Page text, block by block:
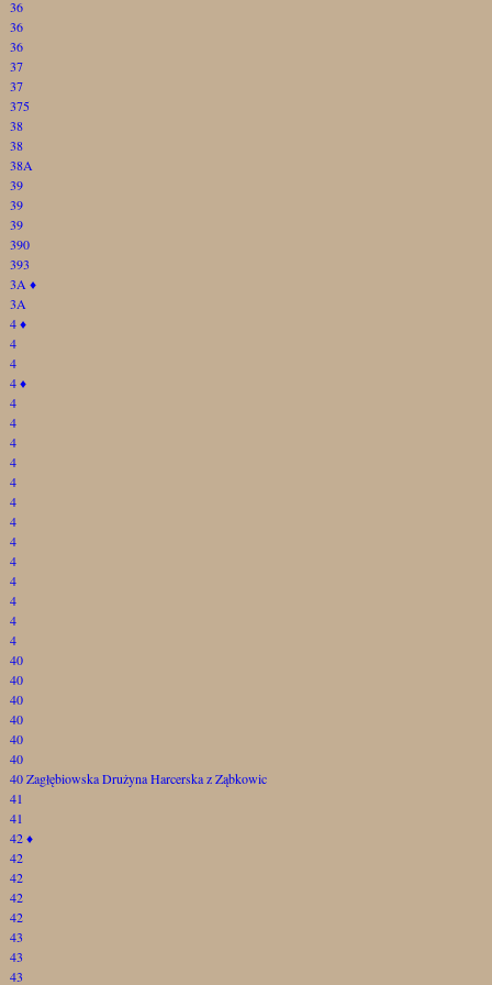
36
36
36
37
37
375
38
38
38A
39
39
39
390
393
3A ♦
3A
4♦
4
4
4♦
4
4
4
4
4
4
4
4
4
4
4
4
4
40
40
40
40
40
40
40 Zagłębiowska Drużyna Harcerska z Ząbkowic
41
41
42♦
42
42
42
42
43
43
43